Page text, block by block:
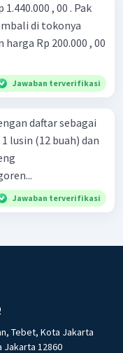
, 00 . Pak
di tokonya
Jawaban terverifikasi
daftar sebagai
Jawaban terverifikasi
Tebet, Kota Jakarta
Jakarta 12860